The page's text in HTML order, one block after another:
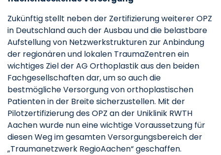
Zukünftig stellt neben der Zertifizierung weiterer OPZ
in Deutschland auch der Ausbau und die belastbare
Aufstellung von Netzwerkstrukturen zur Anbindung
der regionären und lokalen TraumaZentren ein
wichtiges Ziel der AG Orthoplastik aus den beiden
Fachgesellschaften dar, um so auch die
bestmögliche Versorgung von orthoplastischen
Patienten in der Breite sicherzustellen. Mit der
Pilotzertifizierung des OPZ an der Uniklinik RWTH
Aachen wurde nun eine wichtige Voraussetzung für
diesen Weg im gesamten Versorgungsbereich der
„Traumanetzwerk RegioAachen“ geschaffen.